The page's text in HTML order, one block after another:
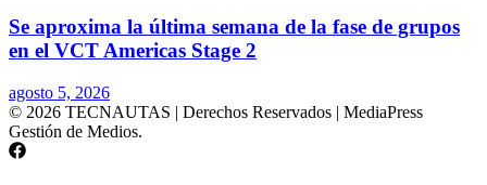
Se aproxima la última semana de la fase de grupos
en el VCT Americas Stage 2
agosto 5, 2026
© 2026 TECNAUTAS | Derechos Reservados | MediaPress
Gestión de Medios.